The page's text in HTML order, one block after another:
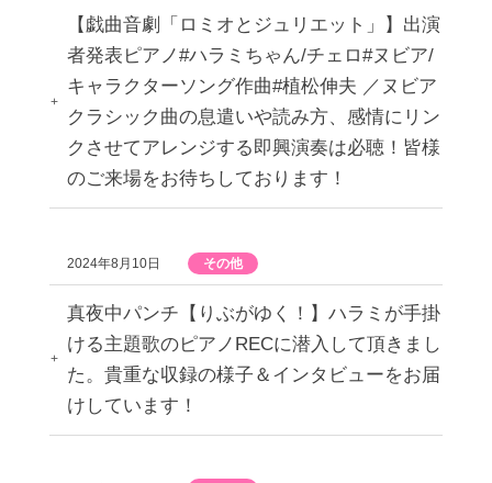
【戯曲音劇「ロミオとジュリエット」】出演
者発表ピアノ#ハラミちゃん/チェロ#ヌビア/
キャラクターソング作曲#植松伸夫 ／ヌビア
クラシック曲の息遣いや読み方、感情にリン
クさせてアレンジする即興演奏は必聴！皆様
のご来場をお待ちしております！
2024年8月10日 その他
真夜中パンチ【りぶがゆく！】ハラミが手掛
ける主題歌のピアノRECに潜入して頂きまし
た。貴重な収録の様子＆インタビューをお届
けしています！